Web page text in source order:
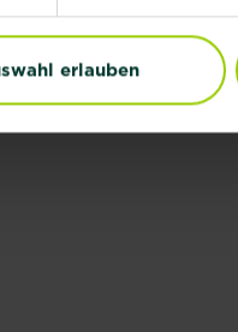
erlauben
braucht nicht
Kompost als
enthält, der
Die langwirkende
Tulpen.